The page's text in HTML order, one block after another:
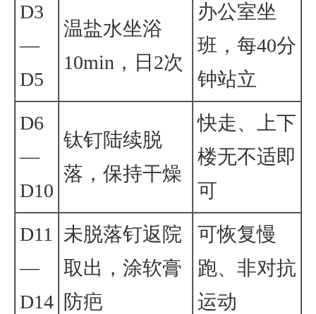
D3
—
D5
温盐水坐浴
10min，日2次
办公室坐
班，每40分
钟站立
D6
—
D10
钛钉陆续脱
落，保持干燥
快走、上下
楼无不适即
可
D11
—
D14
未脱落钉返院
取出，涂软膏
防疤
可恢复慢
跑、非对抗
运动